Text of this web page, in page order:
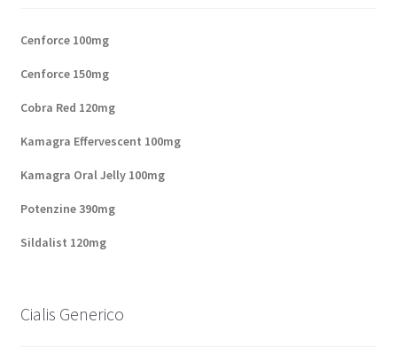
Méthodes d’expédition
Mentions Légales
Mon compte
Cenforce 100mg
Cenforce 150mg
Cobra Red 120mg
Kamagra Effervescent 100mg
Kamagra Oral Jelly 100mg
Potenzine 390mg
Sildalist 120mg
Cialis Generico